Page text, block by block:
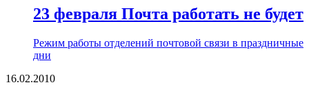
23 февраля Почта работать не будет
Режим работы отделений почтовой связи в праздничные
дни
16.02.2010